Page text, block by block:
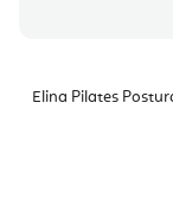
Elina Pilates